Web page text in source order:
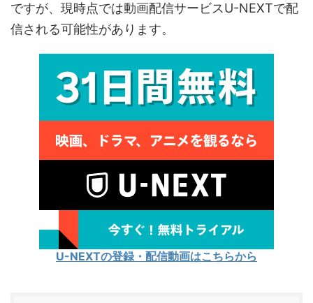
ですが、現時点では動画配信サービスU-NEXTで配
信される可能性があります。
U-NEXTの登録・配信動画はこちらから